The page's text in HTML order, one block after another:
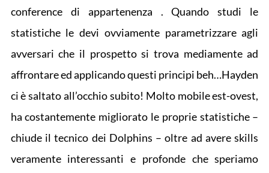
conference di appartenenza . Quando studi le
statistiche le devi ovviamente parametrizzare agli
avversari che il prospetto si trova mediamente ad
affrontare ed applicando questi principi beh…Hayden
ci è saltato all’occhio subito! Molto mobile est-ovest,
ha costantemente migliorato le proprie statistiche –
chiude il tecnico dei Dolphins – oltre ad avere skills
veramente interessanti e profonde che speriamo